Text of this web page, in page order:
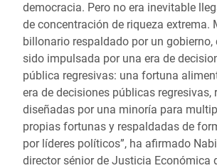
democracia. Pero no era inevitable
de concentración de riqueza extrema.
billonario respaldado por un
sido impulsada por una era de
pública regresivas: una fortuna
era de decisiones públicas regresivas,
diseñadas por una minoría para
propias fortunas y respaldadas de
por líderes políticos”, ha afirmado
director sénior de Justicia Económica